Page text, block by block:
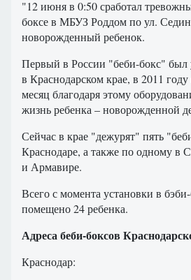
"12 июня в 0:50 сработал
боксе в МБУЗ Роддом по ул.
новорожденный ребенок.
Первый в России "беби-бокс" был
в Краснодарском крае, в 2011
месяц благодаря этому
жизнь ребенка – новорожденной
Сейчас в крае "дежурят" пять
Краснодаре, а также по одному в
и Армавире.
Всего с момента установки в
помещено 24 ребенка.
Адреса беби-боксов
Краснодар: